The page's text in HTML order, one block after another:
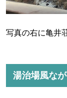
写真の右に亀井
湯治場風な